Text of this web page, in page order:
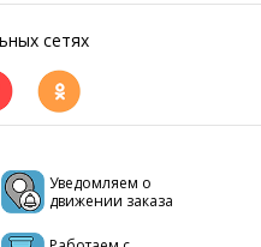
сетях
Уведомляем о
движении заказа